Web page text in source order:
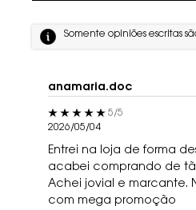
Somente opiniões escritas
anamaria.doc
5 out of 5 stars.5/5
2026/05/04
Entrei na loja de forma
acabei comprando de
Achei jovial e marcante.
com mega promoção